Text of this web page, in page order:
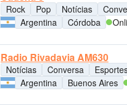
Rock Pop Notícias
Argentina
Córdoba
Radio Rivadavia AM630
Notícias Conversa
Argentina
Buenos Aires